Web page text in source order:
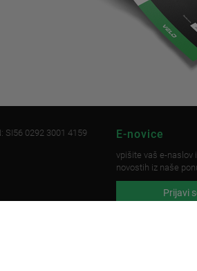
SI56 0292 3001 4159
E-novice
vpišite vaš e-naslov
novostih iz naše
Prijavi